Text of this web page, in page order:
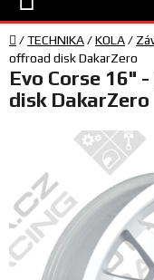
TECHNIKA
VYBAVENÍ
TÝM
A
SERVIS
Domů
/TECHNIKA/KOLA/
offroad disk DakarZero
Evo Corse 16"
disk DakarZero